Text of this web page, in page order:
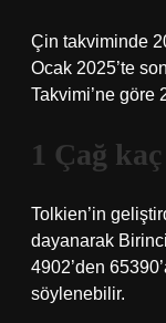
Çin takviminde
Ocak 2025’te
Takvimi’ne göre
1 Çağ
Tolkien’in
dayanarak
4902’den
söylenebilir.